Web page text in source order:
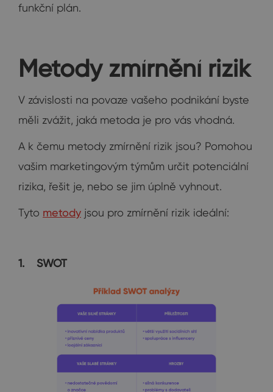
funkční plán.
Metody zmírnění rizik
V závislosti na povaze vašeho podnikání byste
měli zvážit, jaká metoda je pro vás vhodná.
A k čemu metody zmírnění rizik jsou? Pomohou
vašim marketingovým týmům určit potenciální
rizika, řešit je, nebo se jim úplně vyhnout.
Tyto metody jsou pro zmírnění rizik ideální:
1. SWOT